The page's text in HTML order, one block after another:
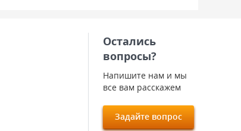
Остались
вопросы?
Напишите нам и мы
все вам расскажем
Задайте вопрос